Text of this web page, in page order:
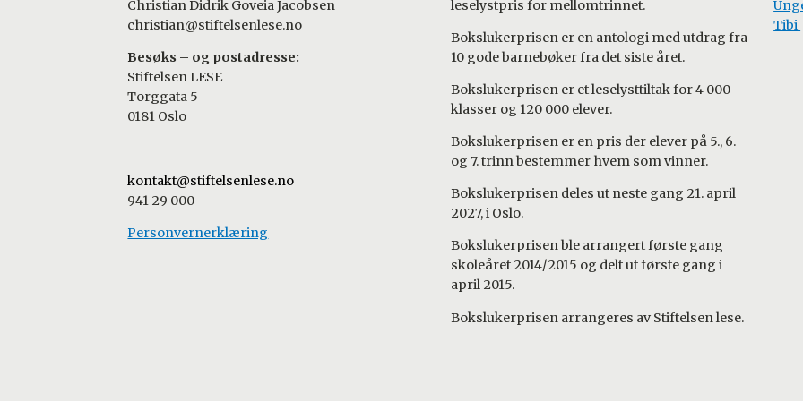
Christian Didrik Goveia Jacobsen
christian@stiftelsenlese.no
Besøks – og postadresse:
Stiftelsen LESE
Torggata 5
0181 Oslo
kontakt@stiftelsenlese.no
941 29 000
Personvernerklæring
leselystpris for mellomtrinnet.
Bokslukerprisen er en antologi med utdrag fra
10 gode barnebøker fra det siste året.
Bokslukerprisen er et leselysttiltak for 4 000
klasser og 120 000 elever.
Bokslukerprisen er en pris der elever på 5., 6.
og 7. trinn bestemmer hvem som vinner.
Bokslukerprisen deles ut neste gang 21. april
2027, i Oslo.
Bokslukerprisen ble arrangert første gang
skoleåret 2014/2015 og delt ut første gang i
april 2015.
Bokslukerprisen arrangeres av Stiftelsen lese.
Tibi